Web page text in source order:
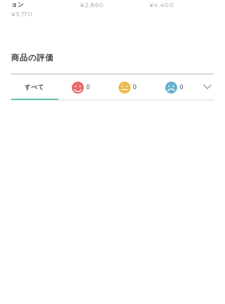
ョン
¥5,170
¥2,860
¥4,400
商品の評価
すべて 0 0 0